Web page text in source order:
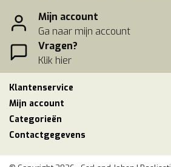
Mijn account
Ga naar mijn account
Vragen?
Klik hier
Klantenservice
Mijn account
Categorieën
Contactgegevens